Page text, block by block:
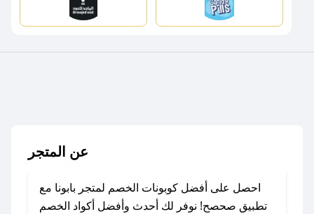
عن المتجر
احصل على أفضل كوبونات الخصم لمتجر بابونا مع
تطبيق صحصح! نوفر لك أحدث وأفضل أكواد الخصم